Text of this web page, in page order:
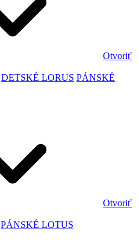
Otvoriť
DETSKÉ LORUS PÁNSKÉ
Otvoriť
PÁNSKÉ LOTUS